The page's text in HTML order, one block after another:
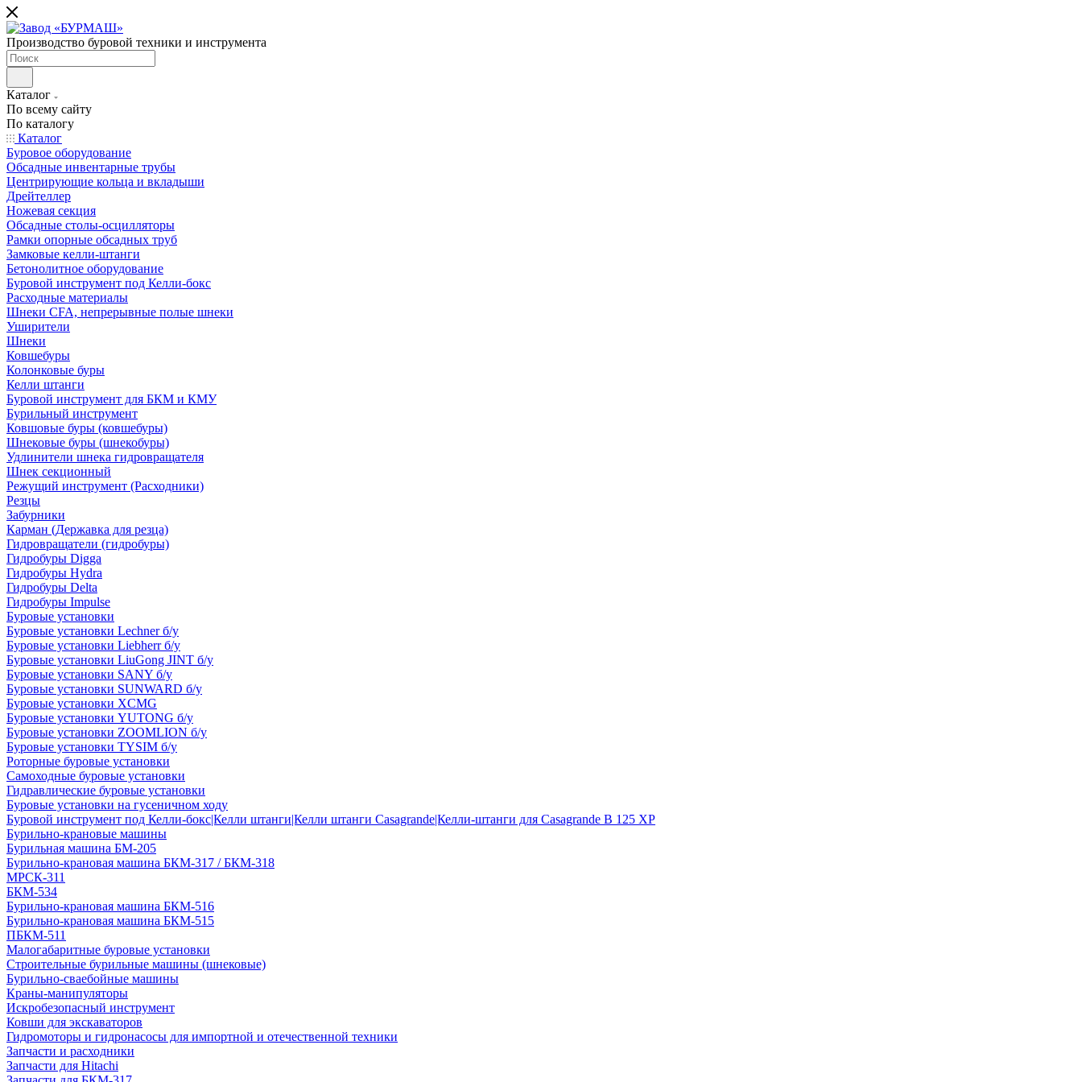
Производство буровой техники и инструмента
Каталог
По всему сайту
По каталогу
Каталог
Буровое оборудование
Обсадные инвентарные трубы
Центрирующие кольца и вкладыши
Дрейтеллер
Ножевая секция
Обсадные столы-осцилляторы
Рамки опорные обсадных труб
Замковые келли-штанги
Бетонолитное оборудование
Буровой инструмент под Келли-бокс
Расходные материалы
Шнеки CFA, непрерывные полые шнеки
Уширители
Шнеки
Ковшебуры
Колонковые буры
Келли штанги
Буровой инструмент для БКМ и КМУ
Бурильный инструмент
Ковшовые буры (ковшебуры)
Шнековые буры (шнекобуры)
Удлинители шнека гидровращателя
Шнек секционный
Режущий инструмент (Расходники)
Резцы
Забурники
Карман (Державка для резца)
Гидровращатели (гидробуры)
Гидробуры Digga
Гидробуры Hydra
Гидробуры Delta
Гидробуры Impulse
Буровые установки
Буровые установки Lechner б/у
Буровые установки Liebherr б/у
Буровые установки LiuGong JINT б/у
Буровые установки SANY б/у
Буровые установки SUNWARD б/у
Буровые установки XCMG
Буровые установки YUTONG б/у
Буровые установки ZOOMLION б/у
Буровые установки TYSIM б/у
Роторные буровые установки
Самоходные буровые установки
Гидравлические буровые установки
Буровые установки на гусеничном ходу
Буровой инструмент под Келли-бокс|Келли штанги|Келли штанги Casagrande|Келли-штанги для Casagrande B 125 XP
Бурильно-крановые машины
Бурильная машина БМ-205
Бурильно-крановая машина БКМ-317 / БКМ-318
МРСК-311
БКМ-534
Бурильно-крановая машина БКМ-516
Бурильно-крановая машина БКМ-515
ПБКМ-511
Малогабаритные буровые установки
Строительные бурильные машины (шнековые)
Бурильно-сваебойные машины
Краны-манипуляторы
Искробезопасный инструмент
Ковши для экскаваторов
Гидромоторы и гидронасосы для импортной и отечественной техники
Запчасти и расходники
Запчасти для Hitachi